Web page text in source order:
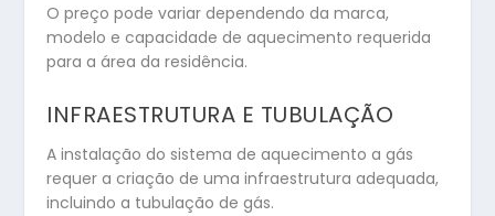
O preço pode variar dependendo da marca,
modelo e capacidade de aquecimento requerida
para a área da residência.
INFRAESTRUTURA E TUBULAÇÃO
A instalação do sistema de aquecimento a gás
requer a criação de uma infraestrutura adequada,
incluindo a tubulação de gás.